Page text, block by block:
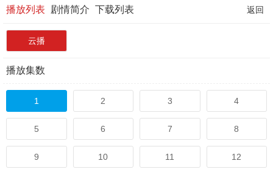
播放列表 剧情简介 下载列表 返回
云播
播放集数
1 2 3 4
5 6 7 8
9 10 11 12